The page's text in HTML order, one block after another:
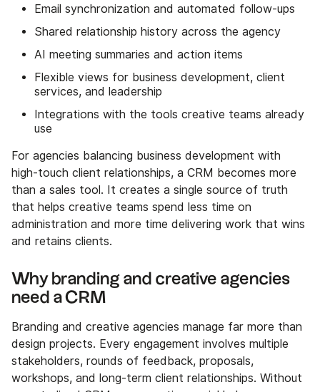
Email synchronization and automated follow-ups
Shared relationship history across the agency
AI meeting summaries and action items
Flexible views for business development, client
services, and leadership
Integrations with the tools creative teams already
use
For agencies balancing business development with
high-touch client relationships, a CRM becomes more
than a sales tool. It creates a single source of truth
that helps creative teams spend less time on
administration and more time delivering work that wins
and retains clients.
Why branding and creative agencies
need a CRM
Branding and creative agencies manage far more than
design projects. Every engagement involves multiple
stakeholders, rounds of feedback, proposals,
workshops, and long-term client relationships. Without